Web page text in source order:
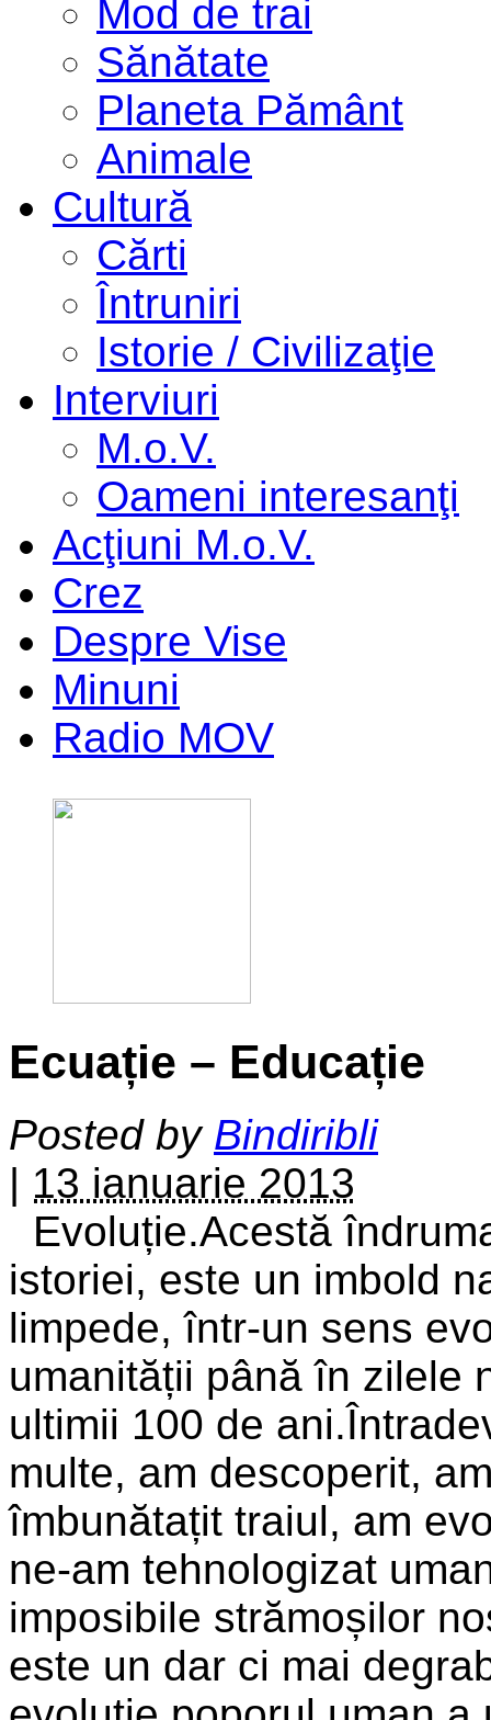
Mod de trai
Sănătate
Planeta Pământ
Animale
Cultură
Cărti
Întruniri
Istorie / Civilizaţie
Interviuri
M.o.V.
Oameni interesanţi
Acţiuni M.o.V.
Crez
Despre Vise
Minuni
Radio MOV
Ecuație – Educație
Posted by Bindiribli
| 13 ianuarie 2013
Evoluție.Acestă
istoriei, este un imbold
limpede, într-un sens
umanității până în zilele
ultimii 100 de
multe, am descoperit,
îmbunătațit traiul, am
ne-am tehnologizat
imposibile strămoșilor
este un dar ci mai